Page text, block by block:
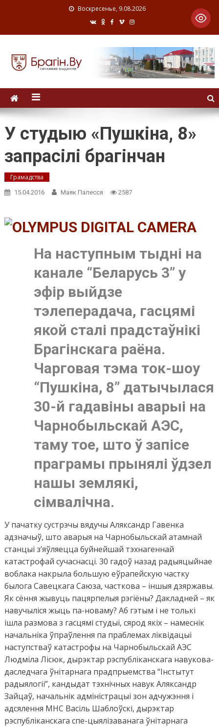
Воскресенье, 9.08.2026
У студыю «Пушкіна, 8»
запрасілі брагінчан
Грамадства
15.04.2016 Маяк Палесся 2587
На наступным тыдні на
канале “Беларусь 3” у
эфір выйдзе
тэлеперадача, гасцямі
якой сталі прадстаўнікі
Брагінскага раёна.
Чарговая тэма ток-шоу
“Пушкіна, 8” датычылася
30-й гадавіны аварыі на
Чарнобыльскай АЭС,
таму тое, што ў запісе
праграмы прынялі ўдзел
нашы землякі,
сімвалічна.
У пачатку сустрэчы вядучы Аляксандр Гавенка
адзначыў, што аварыя на Чарнобыльскай атамнай
станцыі з’яўляецца буйнейшай тэхнагеннай
катастрофай сучаснасці. 30 гадоў назад радыяцыйнае
воблака накрыла большую еўрапейскую частку
былога Савецкага Саюза, часткова – іншыя дзяржавы.
Як сёння жывуць пацярпелыя рэгіёны? Дакладней – як
навучыліся жыць па-новаму? Аб гэтым і не толькі
ішла размова з гасцямі студыі, сярод якіх – намеснік
начальніка ўпраўлення па праблемах ліквідацыі
наступстваў катастрофы на Чарнобыльскай АЭС
Людміла Лісюк, дырэктар рэспубліканскага навукова-
даследчага ўнітарнага прадпрыемства “Інстытут
радыялогіі”, кандыдат тэхнічных навук Аляксандр
Зайцаў, начальнік адміністрацыі зон адчужэння і
адсялення МНС Васіль Шаблоўскі, дырэктар
рэспубліканскага спе-цыялізаванага ўнітарнага